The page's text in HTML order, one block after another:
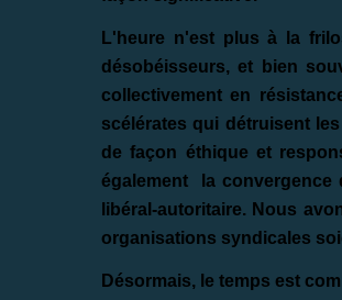
L'heure n'est plus à la
désobéisseurs, et bien
collectivement en
scélérates qui détruisent
de façon éthique et
également la convergence
libéral-autoritaire. Nous
organisations syndicales
Désormais, le temps est